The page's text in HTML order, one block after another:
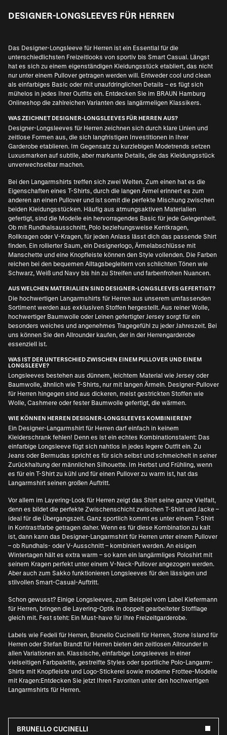
DESIGNER-LONGSLEEVES FÜR HERREN
Das Designer-Longsleeve für Herren ist ein Essential für die
unterschiedlichsten Freizeitlooks von sportiv bis Smart Casual. Längst
hat es sich zu einem eigenständigen Kleidungsstück etabliert, das nicht
nur unter einem Pullover getragen werden will. Entweder cool und clean
als einfarbiges Basic oder mit unaufdringlichen Details – es fügt sich
mühelos in jedes Ihrer Outfits ein. Entdecken Sie im BRAUN Hamburg
Onlineshop die zahlreichen Varianten des langärmeligen Klassikers.
WAS ZEICHNET DESIGNER-LONGSLEEVES FÜR HERREN AUS?
Designer-Longsleeves für Herren zeichnen sich durch klare Linien und
zeitlose Formen aus, die sich langfristigen Investitionen in Ihrer
Garderobe etablieren. Im Gegensatz zu kurzlebigen Modetrends setzen
Luxusmarken auf subtile, aber markante Details, die das Kleidungsstück
unverwechselbar machen.
Bei den Langarmshirts treffen sich zwei Welten. Zum einen hat es die
Eigenschaften eines T-Shirts, durch die langen Ärmel erinnert es zum
anderen an einen Pullover und ist somit die perfekte Mischung zwischen
beiden Kleidungsstücken. Häufig aus atmungsaktiven Materialien
gefertigt, sind die Modelle ein hervorragendes Basic für jede Gelegenheit.
Ob mit Rundhalsausschnitt, Polo beziehungsweise Kentkragen,
Rollkragen oder V-Kragen, für jeden Anlass lässt dich das passende Shirt
finden. Ein rollierter Saum, ein Designerlogo, Ärmelabschlüsse mit
Manschette und eine Knopfleiste können den Style vollenden. Die Farben
reichen bei den bequemen Alltagsbegleitern von schlichten Tönen wie
Schwarz, Weiß und Navy bis hin zu Streifen und farbenfrohen Nuancen.
AUS WELCHEN MATERIALIEN SIND DESIGNER-LONGSLEEVES GEFERTIGT?
Die hochwertigen Langarmshirts für Herren aus unserem umfassenden
Sortiment werden aus exklusiven Stoffen hergestellt. Aus reiner Wolle,
hochwertiger Baumwolle oder Leinen gefertigter Jersey sorgt für ein
besonders weiches und angenehmes Tragegefühl zu jeder Jahreszeit. Bei
uns können Sie den Allrounder kaufen, der in der Herrengarderobe
essenziell ist.
WAS IST DER UNTERSCHIED ZWISCHEN EINEM PULLOVER UND EINEM
LONGSLEEVE?
Longsleeves bestehen aus dünnem, leichtem Material wie Jersey oder
Baumwolle, ähnlich wie T-Shirts, nur mit langen Ärmeln. Designer-Pullover
für Herren hingegen sind aus dickeren, meist gestrickten Stoffen wie
Wolle, Cashmere oder fester Baumwolle gefertigt, die wärmen.
WIE KÖNNEN HERREN DESIGNER-LONGSLEEVES KOMBINIEREN?
Ein Designer-Langarmshirt für Herren darf einfach in keinem
Kleiderschrank fehlen! Denn es ist ein echtes Kombinationstalent: Das
einfarbige Longsleeve fügt sich nahtlos in jedes legere Outfit ein. Zu
Jeans oder Bermudas spricht es für sich selbst und schmeichelt in seiner
Zurückhaltung der männlichen Silhouette. Im Herbst und Frühling, wenn
es für ein T-Shirt zu kühl und für einen Pullover zu warm ist, hat das
Langarmshirt seinen großen Auftritt.
Vor allem im Layering-Look für Herren zeigt das Shirt seine ganze Vielfalt,
denn es bildet die perfekte Zwischenschicht zwischen T-Shirt und Jacke –
ideal für die Übergangszeit. Ganz sportlich kommt es unter einem T-Shirt
in Kontrastfarbe getragen daher. Wenn es für diese Kombination zu kalt
ist, dann kann das Designer-Langarmshirt für Herren unter einem Pullover
– ob Rundhals- oder V-Ausschnitt – kombiniert werden. An eisigen
Wintertagen hält es extra warm – so kann ein langärmliges Poloshirt mit
seinem Kragen perfekt unter einem V-Neck-Pullover angezogen werden.
Aber auch zum Sakko funktionieren Longsleeves für den lässigen und
stilvollen Smart-Casual-Auftritt.
Schon gewusst? Einige Longsleeves, zum Beispiel vom Label Kiefermann
für Herren , bringen die Layering-Optik in doppelt gearbeiteter Stofflage
gleich mit. Fest steht: Ein Must-have für Ihre Freizeitgarderobe.
Labels wie Fedeli für Herren Brunello Cucinelli für Herren Stone Island für
Herren oder Stefan Brandt für Herren bieten den zeitlosen Allrounder in
allen Variationen an. Klassische, einfarbige Longsleeves in einer
vielseitigen Farbpalette, gestreifte Styles oder sportliche Polo-Langarm-
Shirts mit Knopfleiste und Logo-Stickerei sowie moderne Frottee-Modelle
mit Kragen:Entdecken Sie jetzt Ihren Favoriten unter den hochwertigen
Langarmshirts für Herren.
BRUNELLO CUCINELLI